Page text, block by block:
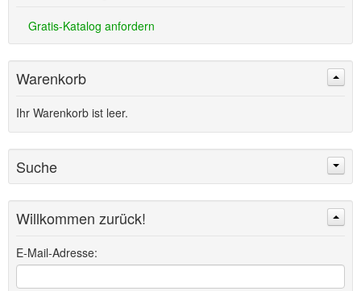
Gratis-Katalog anfordern
Warenkorb
Ihr Warenkorb ist leer.
Suche
Willkommen zurück!
E-Mail-Adresse: